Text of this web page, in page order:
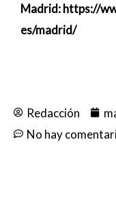
Madrid:https://
es/madrid/
Redacción
No hay